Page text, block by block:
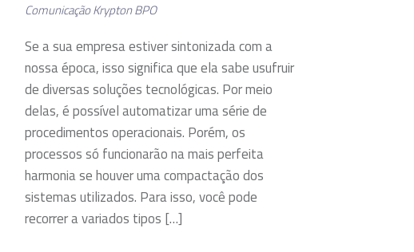
Comunicação Krypton BPO
Se a sua empresa estiver sintonizada com a
nossa época, isso significa que ela sabe usufruir
de diversas soluções tecnológicas. Por meio
delas, é possível automatizar uma série de
procedimentos operacionais. Porém, os
processos só funcionarão na mais perfeita
harmonia se houver uma compactação dos
sistemas utilizados. Para isso, você pode
recorrer a variados tipos […]